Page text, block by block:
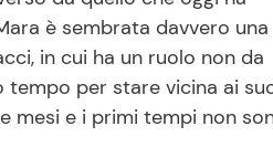
è sembrata davvero una
in cui ha un ruolo non da
tempo per stare vicina ai
mesi e i primi tempi non